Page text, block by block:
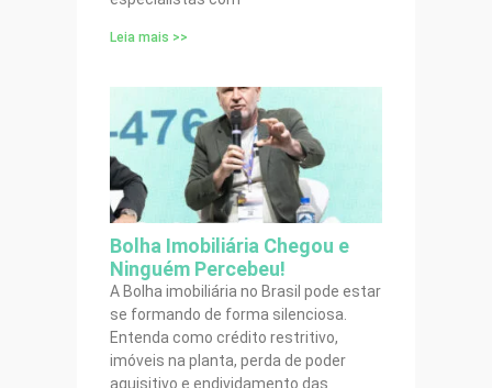
Leia mais >>
Bolha Imobiliária Chegou e
Ninguém Percebeu!
A Bolha imobiliária no Brasil pode estar
se formando de forma silenciosa.
Entenda como crédito restritivo,
imóveis na planta, perda de poder
aquisitivo e endividamento das